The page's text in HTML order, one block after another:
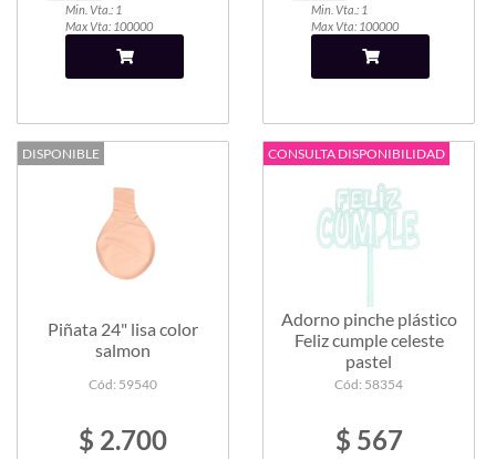
Min. Vta.: 1
Max Vta: 100000
Min. Vta.: 1
Max Vta: 100000
DISPONIBLE
Piñata 24" lisa color
salmon
Cód: 59540
$ 2.700
CONSULTA DISPONIBILIDAD
Adorno pinche plástico
Feliz cumple celeste
pastel
Cód: 58354
$ 567